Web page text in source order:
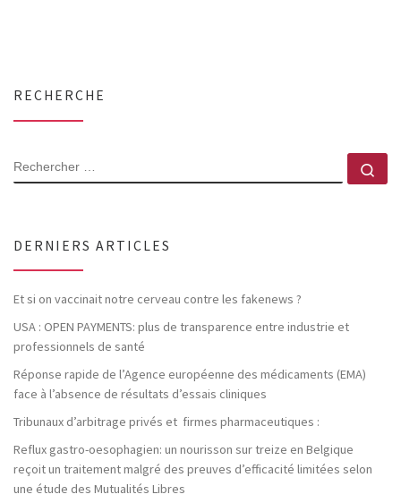
RECHERCHE
RECHERCHER
DERNIERS ARTICLES
Et si on vaccinait notre cerveau contre les fakenews ?
USA : OPEN PAYMENTS: plus de transparence entre industrie et
professionnels de santé
Réponse rapide de l’Agence européenne des médicaments (EMA)
face à l’absence de résultats d’essais cliniques
Tribunaux d’arbitrage privés et firmes pharmaceutiques :
Reflux gastro-oesophagien: un nourisson sur treize en Belgique
reçoit un traitement malgré des preuves d’efficacité limitées selon
une étude des Mutualités Libres